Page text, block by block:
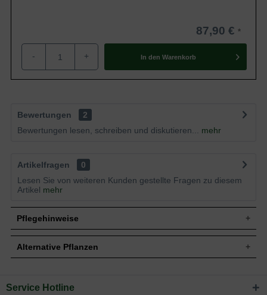
87,90 €
- + In den Warenkorb
Bewertungen
2
Bewertungen lesen, schreiben und diskutieren...
mehr
Artikelfragen
0
Lesen Sie von weiteren Kunden gestellte Fragen zu diesem
Artikel mehr
Pflegehinweise
Pflanz- und Pflegetipps Thuja occidentalis 'Little
Alternative Pflanzen
Sie suchen eine Alternative?
Service Hotline